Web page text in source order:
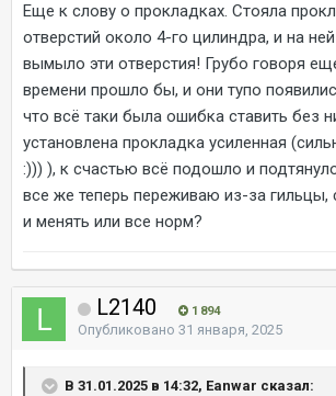
Еще к слову о прокладках. Стояла
отверстий около 4-го цилиндра, и на
вымыло эти отверстия! Грубо говоря
времени прошло бы, и они тупо
что всё таки была ошибка ставить без
установлена прокладка усиленная
:))) ), к счастью всё подошло и
все же теперь переживаю из-за гильцы,
и менять или все норм?
L2140 1 894
Опубликовано 31 января, 2025
В 31.01.2025 в 14:32, Eanwar сказал: